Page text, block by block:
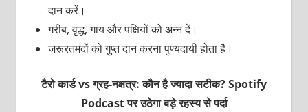
दान करें।
गरीब, वृद्ध, गाय और पक्षियों को अन्न दें।
जरूरतमंदों को गुप्त दान करना पुण्यदायी होता है।
टैरो कार्ड vs ग्रह-नक्षत्र: कौन है ज्यादा सटीक? Spotify
Podcast पर उठेगा बड़े रहस्य से पर्दा